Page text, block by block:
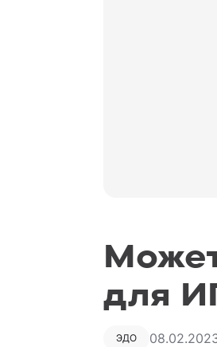
для
ЭДО